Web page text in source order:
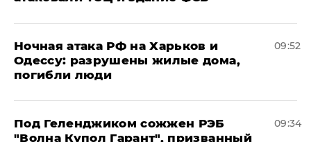
​Ночная атака РФ на Харьков и
Одессу: разрушены жилые дома,
погибли люди
09:52
Под Геленджиком сожжен РЭБ
"Волна Купол Гарант", призванный
09:34